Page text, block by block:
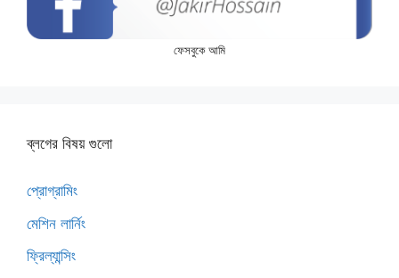
ফেসবুকে আমি
ব্লগের বিষয় গুলো
প্রোগ্রামিং
মেশিন লার্নিং
ফ্রিল্যান্সিং